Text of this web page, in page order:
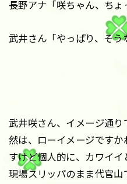
長野アナ「咲ちゃん、ちょ
武井さん「やっぱり、そう
武井咲さん、イメージ通
然は、ローイメージです
すけど個人的に、カワイイ
現場スリッパのまま代官